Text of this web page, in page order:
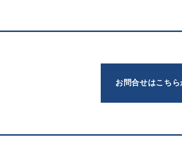
お問合せはこちら